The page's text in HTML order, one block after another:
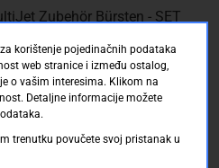
Zubehör Bürsten - SET
(0)
do 20.08.2026
KM
dostave
korištenje pojedinačnih podataka
web stranice i između ostalog,
o vašim interesima. Klikom na
Detaljne informacije možete
trenutku povučete svoj pristanak u